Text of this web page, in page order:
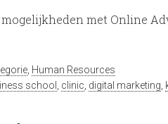
met Online
Human Resources
school clinic digital marketing